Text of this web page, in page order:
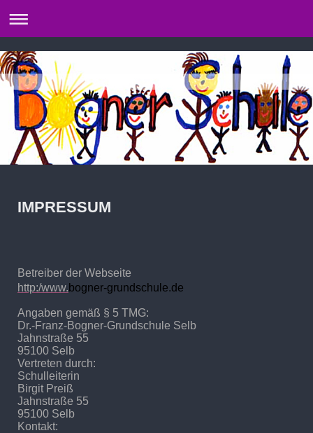
IMPRESSUM
Betreiber der Webseite
http:/www.bogner-grundschule.de
Angaben gemäß § 5 TMG:
Dr.-Franz-Bogner-Grundschule Selb
Jahnstraße 55
95100 Selb
Vertreten durch:
Schulleiterin
Birgit Preiß
Jahnstraße 55
95100 Selb
Kontakt: